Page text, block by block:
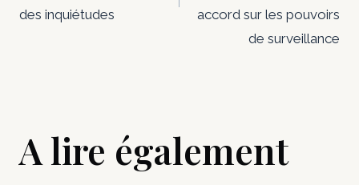
des inquiétudes
accord sur les pouvoirs
de surveillance
A lire également